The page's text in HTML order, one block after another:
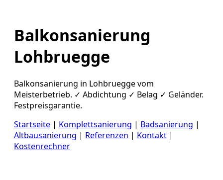
Balkonsanierung
Lohbruegge
Balkonsanierung in Lohbruegge vom
Meisterbetrieb. ✓ Abdichtung ✓ Belag ✓ Geländer.
Festpreisgarantie.
Startseite | Komplettsanierung | Badsanierung |
Altbausanierung | Referenzen | Kontakt |
Kostenrechner